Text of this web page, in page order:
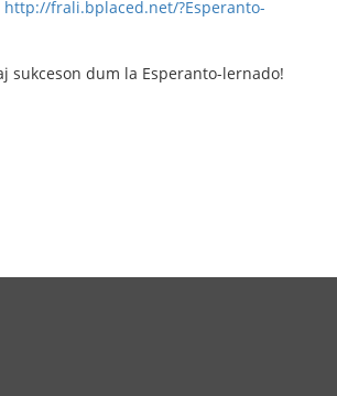
http://frali.bplaced.net/?Esperanto-
sukceson dum la Esperanto-lernado!